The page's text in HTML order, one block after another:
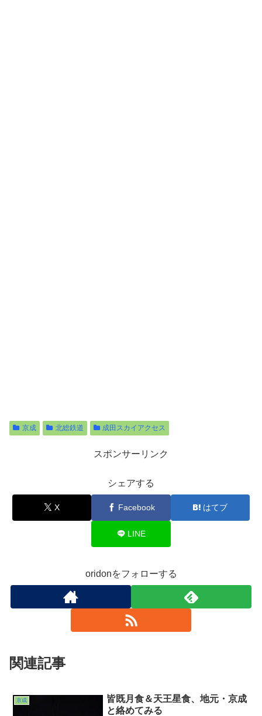
京成 北総鉄道 成田スカイアクセス
スポンサーリンク
シェアする
X Facebook はてブ
LINE
oridonをフォローする
関連記事
京成
皆既月食＆天王星食、地元・京成
と絡めてみる